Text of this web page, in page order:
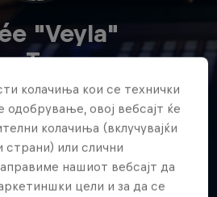
"Veyla"
T.
· Esports
колачиња кои се технички
одобрување, овој вебсајт ќе
колачиња (вклучувајќи
страни) или слични
нашиот вебсајт да
цели и за да се